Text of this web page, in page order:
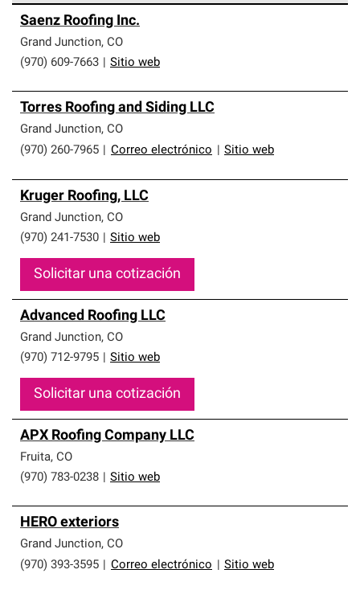
parte de una red exclusiva de profesionales de techos
que cumplen con altos estándares y requisitos estrictos
de profesionalismo y confiabilidad.
Saenz Roofing Inc.
Grand Junction, CO
(970) 609-7663
Sitio web
Torres Roofing and Siding LLC
Grand Junction, CO
(970) 260-7965
Correo electrónico Sitio web
Kruger Roofing, LLC
Grand Junction, CO
(970) 241-7530
Sitio web
Solicitar una cotización
Advanced Roofing LLC
Grand Junction, CO
(970) 712-9795
Sitio web
Solicitar una cotización
APX Roofing Company LLC
Fruita, CO
(970) 783-0238
Sitio web
HERO exteriors
Grand Junction, CO
(970) 393-3595
Correo electrónico Sitio web